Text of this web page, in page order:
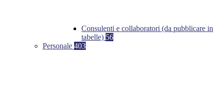
Consulenti e collaboratori (da pubblicare in
tabelle) 56
Personale 403